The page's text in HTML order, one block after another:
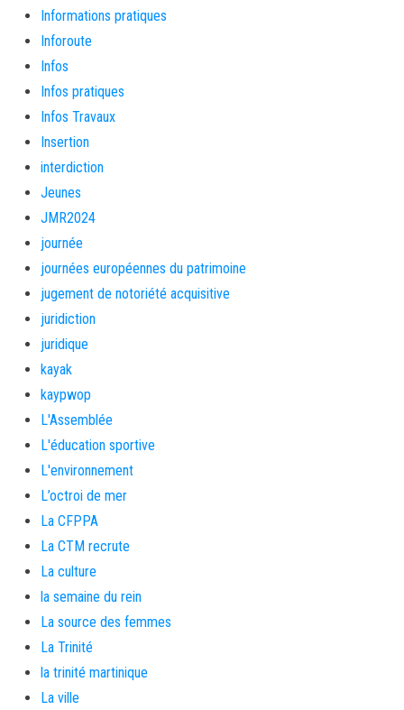
Informations pratiques
Inforoute
Infos
Infos pratiques
Infos Travaux
Insertion
interdiction
Jeunes
JMR2024
journée
journées européennes du patrimoine
jugement de notoriété acquisitive
juridiction
juridique
kayak
kaypwop
L'Assemblée
L'éducation sportive
L'environnement
L’octroi de mer
La CFPPA
La CTM recrute
La culture
la semaine du rein
La source des femmes
La Trinité
la trinité martinique
La ville